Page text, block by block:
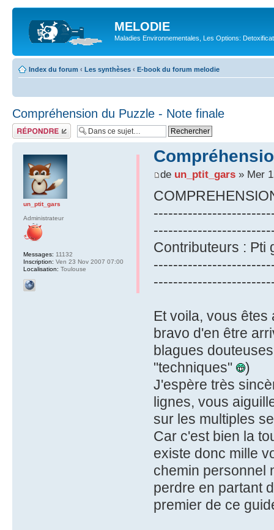
MELODIE
Maladies Environnementales, Les Options:
Index du forum ‹ Les synthèses ‹ E-book du forum melodie
Compréhension du Puzzle - Note finale
Répondre
de un_ptit_gars» Mer
Contributeurs : Pti
Et voila, vous
bravo d'en être
blagues
"techniques"
)
J'espère très
lignes, vous
sur les multiples
Car c'est bien la
existe donc mille
chemin personnel
perdre en partant
premier de ce
un_ptit_gars
Administrateur
Messages: 11132
Inscription: Ven 23 Nov 2007 07:00
Localisation: Toulouse